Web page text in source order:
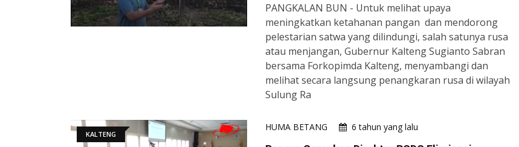
PANGKALAN BUN - Untuk melihat upaya
meningkatkan ketahanan pangan dan mendorong
pelestarian satwa yang dilindungi, salah satunya rusa
atau menjangan, Gubernur Kalteng Sugianto Sabran
bersama Forkopimda Kalteng, menyambangi dan
melihat secara langsung penangkaran rusa di wilayah
Sulung Ra
KALTENG
HUMA BETANG 6 tahun yang lalu